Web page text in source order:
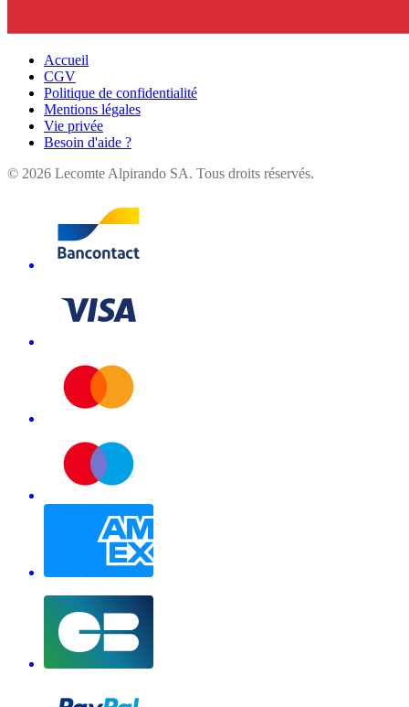
Accueil
CGV
Politique de confidentialité
Mentions légales
Vie privée
Besoin d'aide ?
© 2026 Lecomte Alpirando SA. Tous droits réservés.